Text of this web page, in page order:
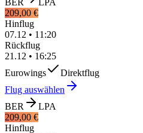
BER
LPA
209,00 €
Hinflug
07.12 • 11:20
Rückflug
21.12 • 16:25
Eurowings
Direktflug
Flug auswählen
BER
LPA
209,00 €
Hinflug